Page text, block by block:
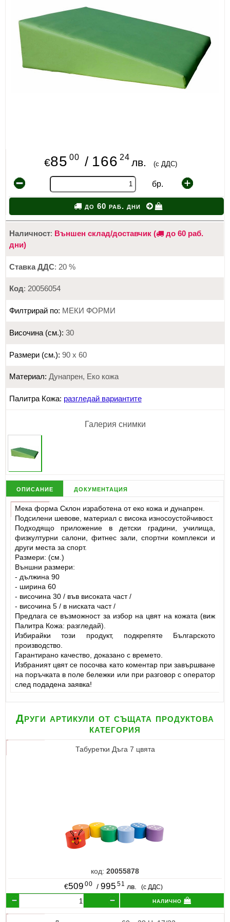
ИЗКУСТВА
МЕБЕЛИ И ОБОРУДВАНЕ
КАНЦЕЛАРСКИ МАТЕРИАЛИ
S.T.E.M.
ИНСТРУМЕНТИ
€85 00 / 166 24 лв. (с ДДС)
бр.
до 60 раб. дни
Наличност: Външен склад/доставчик (
до 60 раб.
дни)
Ставка ДДС: 20 %
Код: 20056054
Филтрирай по: МЕКИ ФОРМИ
Височина (см.): 30
Размери (см.): 90 х 60
Материал: Дунапрен, Еко кожа
Палитра Кожа: разгледай вариантите
Галерия снимки
описание документация
Мека форма Склон изработена от еко кожа и дунапрен.
Подсилени шевове, материал с висока износоустойчивост.
Подходящо приложение в детски градини, училища,
физкултурни салони, фитнес зали, спортни комплекси и
други места за спорт.
Размери: (см.)
Външни размери:
- дължина 90
- ширина 60
- височина 30 / във високата част /
- височина 5 / в ниската част /
Предлага се възможност за избор на цвят на кожата (виж
Палитра Кожа: разгледай).
Избирайки този продукт, подкрепяте Българското
производство.
Гарантирано качество, доказано с времето.
Избраният цвят се посочва като коментар при завършване
на поръчката в поле бележки или при разговор с оператор
след подадена заявка!
Други артикули от същата продуктова
категория
Табуретки Дъга 7 цвята
код: 20055878
€509 00 /995 51 лв. (с ДДС)
налично